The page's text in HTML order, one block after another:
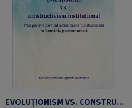
EVOLUŢIONISM VS. CONSTRUCTIVISM INSTITUŢIONAL. PERSPECTIVE PRIVIND SCHIMBAREA INSTITUŢIONALĂ ÎN ROMÂNIA POSTCOMUNISTĂ